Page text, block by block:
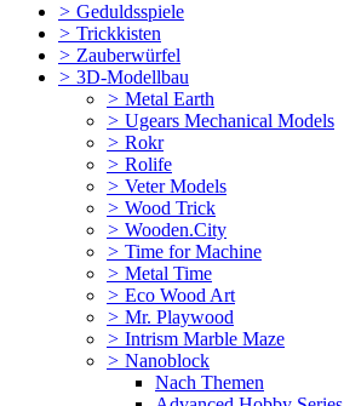
> Geduldsspiele
> Trickkisten
> Zauberwürfel
> 3D-Modellbau
> Metal Earth
> Ugears Mechanical Models
> Rokr
> Rolife
> Veter Models
> Wood Trick
> Wooden.City
> Time for Machine
> Metal Time
> Eco Wood Art
> Mr. Playwood
> Intrism Marble Maze
> Nanoblock
Nach Themen